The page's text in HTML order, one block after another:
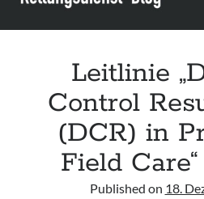
Assessment and Management in the
Leitlinie „Management of
Leitlinie „Behavioural Emergencies in
Leitlinie
Control
(DCR) in
Field
Published on 18.